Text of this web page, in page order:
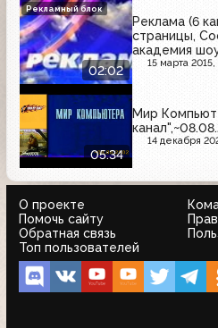
02:02
Реклама (6
страницы,
академия
15 марта 2015,
Рекламный блок
05:34
Мир
14 декабря
О проекте
Помочь сайту
Обратная связь
Топ пользователей